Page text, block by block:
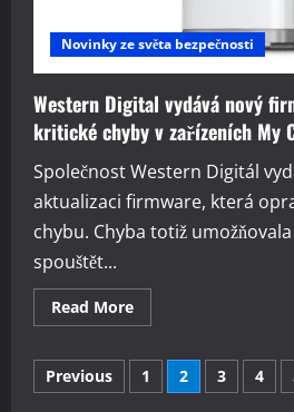
Novinky ze světa bezpečnosti
Western Digital vydává nový
kritické chyby v zařízeních My
Společnost Western Digitál
aktualizaci firmware, která
chybu. Chyba totiž
spouštět...
Read MoreRead
more
Digital
vydává
nový
Stránkování
Previous 1 2 3 4